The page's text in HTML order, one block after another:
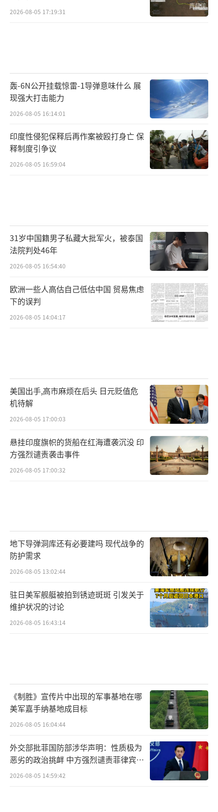
2026-08-05 17:19:31
轰-6N公开挂载惊雷-1导弹意味什么 展
现强大打击能力
2026-08-05 16:14:01
印度性侵犯保释后再作案被殴打身亡 保
释制度引争议
2026-08-05 16:59:04
31岁中国籍男子私藏大批军火，被泰国
法院判处46年
2026-08-05 16:54:40
欧洲一些人高估自己低估中国 贸易焦虑
下的误判
2026-08-05 14:04:17
美国出手,高市麻烦在后头 日元贬值危
机待解
2026-08-05 17:00:03
悬挂印度旗帜的货船在红海遭袭沉没 印
方强烈谴责袭击事件
2026-08-05 17:00:32
地下导弹洞库还有必要建吗 现代战争的
防护需求
2026-08-05 13:02:44
驻日美军舰艇被拍到锈迹斑斑 引发关于
维护状况的讨论
2026-08-05 16:43:14
《制胜》宣传片中出现的军事基地在哪
美军嘉手纳基地成目标
2026-08-05 16:04:44
外交部批菲国防部涉华声明：性质极为
恶劣的政治挑衅 中方强烈谴责菲律宾行
为
2026-08-05 14:59:42